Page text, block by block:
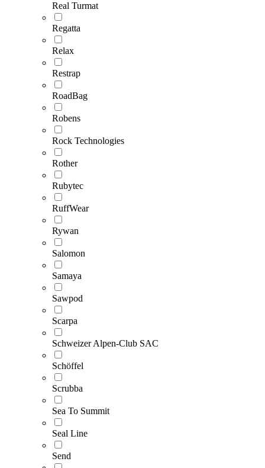
Real Turmat
Regatta
Relax
Restrap
RoadBag
Robens
Rock Technologies
Rother
Rubytec
RuffWear
Rywan
Salomon
Samaya
Sawpod
Scarpa
Schweizer Alpen-Club SAC
Schöffel
Scrubba
Sea To Summit
Seal Line
Send